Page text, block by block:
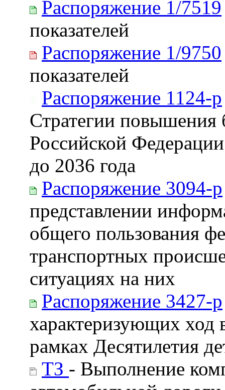
Распоряжение 1/7519
показателей
Распоряжение 1/9750
показателей
Распоряжение 1124-р
Стратегии повышения
Российской
до 2036 года
Распоряжение 3094-р
представлении
общего пользования
транспортных
ситуациях на них
Распоряжение 3427-р
характеризующих
рамках Десятилетия
ТЗ - Выполнение